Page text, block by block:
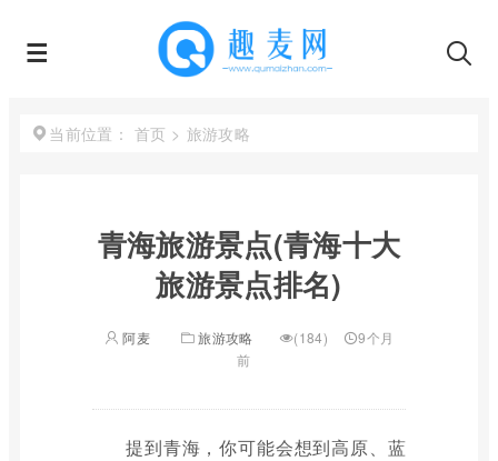
当前位置： 首页 > 旅游攻略
青海旅游景点(青海十大
旅游景点排名)
阿麦 旅游攻略 (184)
9个月
前
提到青海，你可能会想到高原、蓝